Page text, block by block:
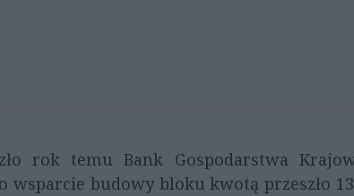
rok temu Bank Gospodarstwa
wsparcie budowy bloku kwotą przeszło